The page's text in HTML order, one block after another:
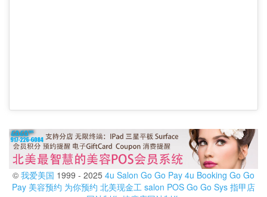
© 我爱美国 1999 - 2025 4u Salon Go Go Pay 4u Booking Go Go
Pay 美容预约 为你预约 北美现金工 salon POS Go Go Sys 指甲店